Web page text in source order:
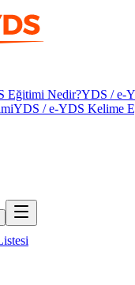
Eğitimi Nedir?YDS / e-
YDS / e-YDS Kelime